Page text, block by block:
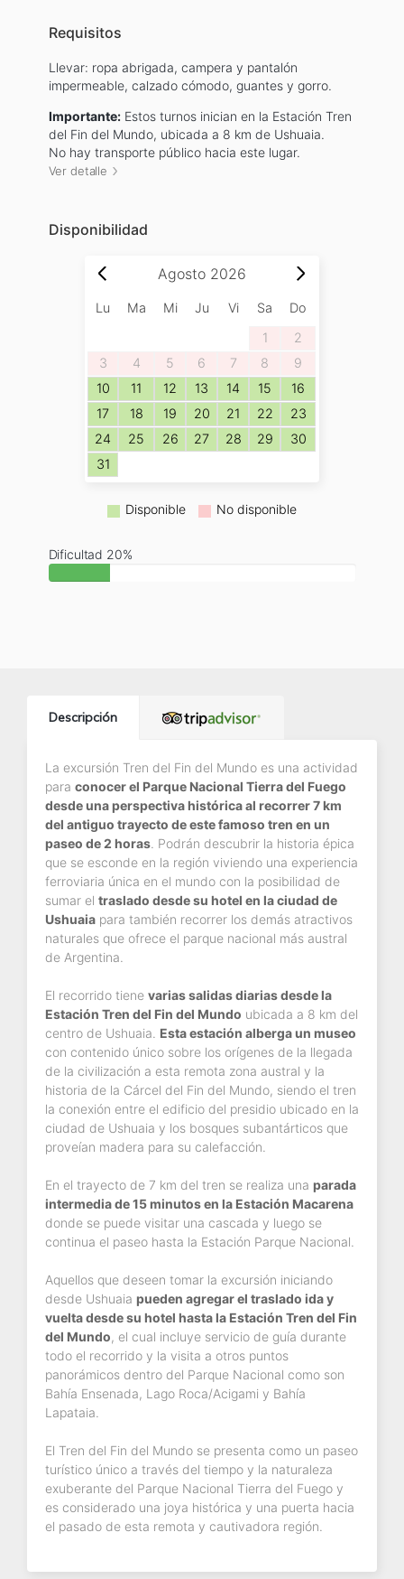
Requisitos
Llevar: ropa abrigada, campera y pantalón
impermeable, calzado cómodo, guantes y gorro.
Importante:Estos turnos inician en la Estación Tren
del Fin del Mundo, ubicada a 8 km de Ushuaia.
No hay transporte público hacia este lugar.
Ver detalle
Disponibilidad
Agosto 2026
Lu Ma Mi Ju Vi Sa
Do
1
2
3
4 5 6 7 8
9
10
11 12 13 14 15
16
17
18 19 20 21 22
23
24
25 26 27 28 29
30
31
Disponible No disponible
Dificultad 20%
Descripción
La excursión Tren del Fin del Mundo es una actividad
para conocer el Parque Nacional Tierra del Fuego
desde una perspectiva histórica al recorrer 7 km
del antiguo trayecto de este famoso tren en un
paseo de 2 horas . Podrán descubrir la historia épica
que se esconde en la región viviendo una experiencia
ferroviaria única en el mundo con la posibilidad de
sumar el traslado desde su hotel en la ciudad de
Ushuaia para también recorrer los demás atractivos
naturales que ofrece el parque nacional más austral
de Argentina.
El recorrido tiene varias salidas diarias desde la
Estación Tren del Fin del Mundo ubicada a 8 km del
centro de Ushuaia. Esta estación alberga un museo
con contenido único sobre los orígenes de la llegada
de la civilización a esta remota zona austral y la
historia de la Cárcel del Fin del Mundo, siendo el tren
la conexión entre el edificio del presidio ubicado en la
ciudad de Ushuaia y los bosques subantárticos que
proveían madera para su calefacción.
En el trayecto de 7 km del tren se realiza una parada
intermedia de 15 minutos en la Estación Macarena
donde se puede visitar una cascada y luego se
continua el paseo hasta la Estación Parque Nacional.
Aquellos que deseen tomar la excursión iniciando
desde Ushuaia pueden agregar el traslado ida y
vuelta desde su hotel hasta la Estación Tren del Fin
del Mundo, el cual incluye servicio de guía durante
todo el recorrido y la visita a otros puntos
panorámicos dentro del Parque Nacional como son
Bahía Ensenada, Lago Roca/Acigami y Bahía
Lapataia.
El Tren del Fin del Mundo se presenta como un paseo
turístico único a través del tiempo y la naturaleza
exuberante del Parque Nacional Tierra del Fuego y
es considerado una joya histórica y una puerta hacia
el pasado de esta remota y cautivadora región.